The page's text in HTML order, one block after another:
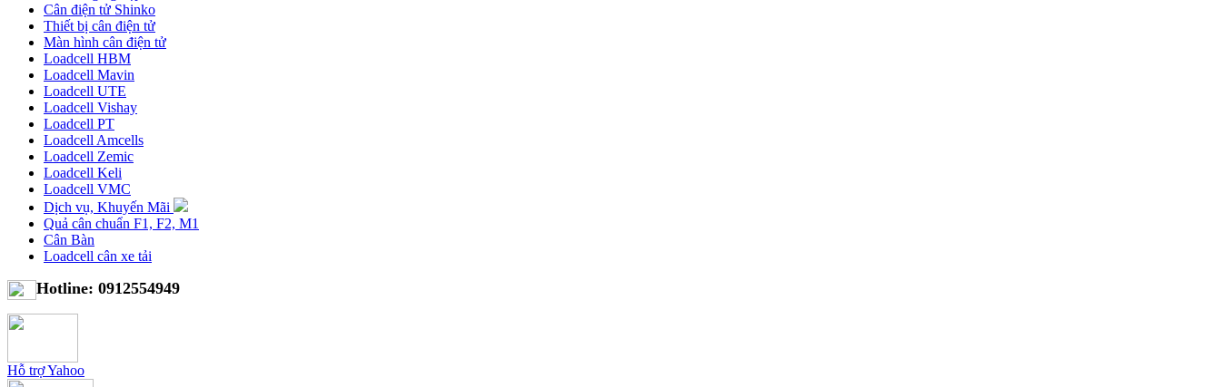
Cân điện tử Shinko
Thiết bị cân điện tử
Màn hình cân điện tử
Loadcell HBM
Loadcell Mavin
Loadcell UTE
Loadcell Vishay
Loadcell PT
Loadcell Amcells
Loadcell Zemic
Loadcell Keli
Loadcell VMC
Dịch vụ, Khuyến Mãi
Quả cân chuẩn F1, F2, M1
Cân Bàn
Loadcell cân xe tải
Hotline: 0912554949
Hỗ trợ Yahoo